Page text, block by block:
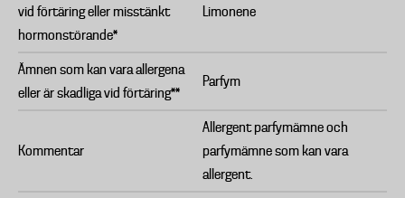
vid förtäring eller misstänkt
hormonstörande*
Limonene
Ämnen som kan vara allergena
eller är skadliga vid förtäring**
Parfym
Kommentar
Allergent parfymämne och
parfymämne som kan vara
allergent.